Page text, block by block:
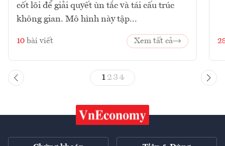
cốt lõi để giải quyết ùn tắc và tái cấu trúc
không gian. Mô hình này tập...
10 bài viết Xem tất cả
1 23 4